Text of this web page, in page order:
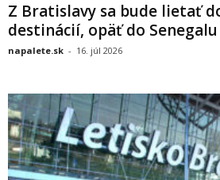
Z Bratislavy sa bude lietať
destinácií, opäť do Senegalu
napalete.sk - 16. júl 2026